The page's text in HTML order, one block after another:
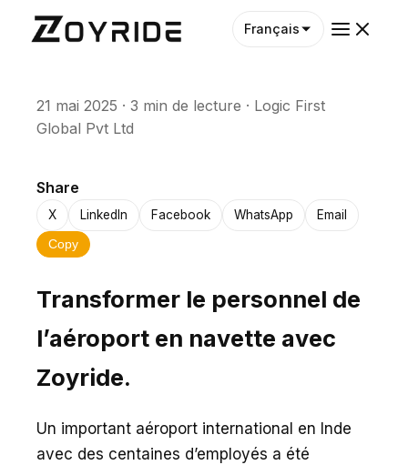
Français
21 mai 2025 · 3 min de lecture · Logic First
Global Pvt Ltd
Share
X LinkedIn Facebook WhatsApp Email
Copy
Transformer le personnel de
l’aéroport en navette avec
Zoyride.
Un important aéroport international en Inde
avec des centaines d’employés a été